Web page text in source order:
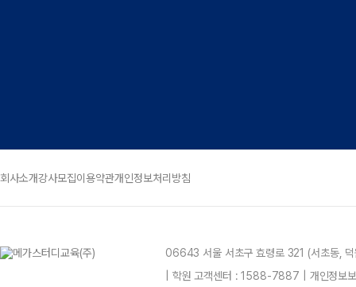
회사소개강사모집이용약관개인정보처리방침
06643 서울 서초구 효령로 321 (서초동,
| 학원 고객센터 : 1588-7887 | 개인정보